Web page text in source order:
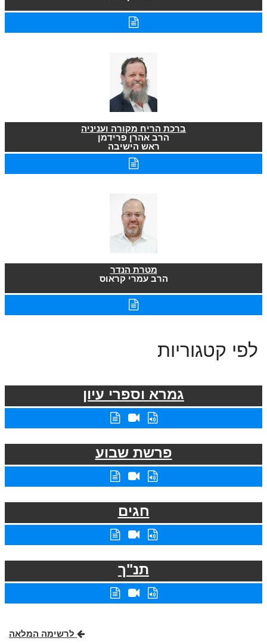
ברכת הריח מקורה ועניניה
הרב אהרן פרידמן
ראש הישיבה
מטרת הנדר
הרב עמרי קראוס
לפי קטגוריות
גמרא וספרי עיון
פרשת שבוע
חגים
תנ"ך
לרשימה המלאה